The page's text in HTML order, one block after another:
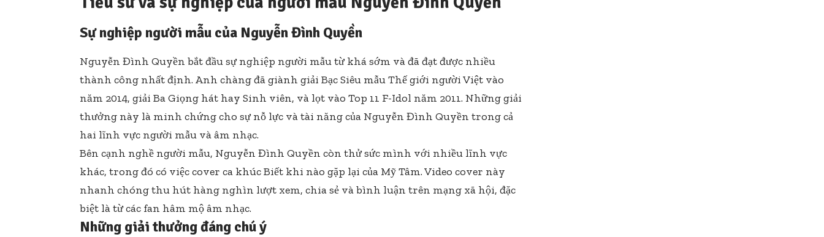
Sự nghiệp người mẫu của Nguyễn Đình Quyền
Nguyễn Đình Quyền bắt đầu sự nghiệp người mẫu từ khá sớm và đã đạt được nhiều
thành công nhất định. Anh chàng đã giành giải Bạc Siêu mẫu Thế giới người Việt vào
năm 2014, giải Ba Giọng hát hay Sinh viên, và lọt vào Top 11 F-Idol năm 2011. Những giải
thưởng này là minh chứng cho sự nỗ lực và tài năng của Nguyễn Đình Quyền trong cả
hai lĩnh vực người mẫu và âm nhạc.
Bên cạnh nghề người mẫu, Nguyễn Đình Quyền còn thử sức mình với nhiều lĩnh vực
khác, trong đó có việc cover ca khúc Biết khi nào gặp lại của Mỹ Tâm. Video cover này
nhanh chóng thu hút hàng nghìn lượt xem, chia sẻ và bình luận trên mạng xã hội, đặc
biệt là từ các fan hâm mộ âm nhạc.
Những giải thưởng đáng chú ý